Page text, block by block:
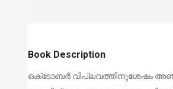
Book Description
ഒക്‌ടോബര്‍ വിപ്ലവത്തിനുശേഷം